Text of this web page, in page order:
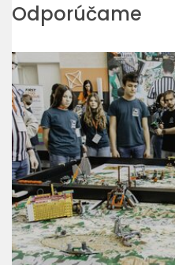
Odporúčame